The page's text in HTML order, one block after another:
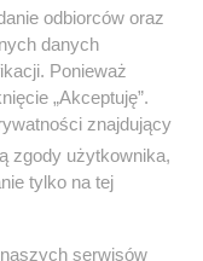
odbiorców oraz
danych
Ponieważ
„Akceptuję”.
znajdujący
zgody użytkownika,
tylko na tej
serwisów